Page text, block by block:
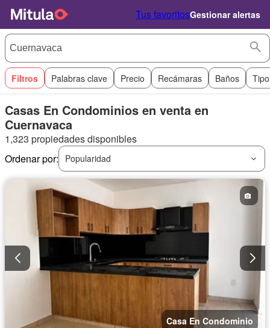
Tus favoritosGestionar alertas
Filtros Palabras clave Precio Recámaras Baños
Casas En Condominios en venta en
Cuernavaca
1,323 propiedades disponibles
Ordenar por:
Popularidad
Casa En Condominio